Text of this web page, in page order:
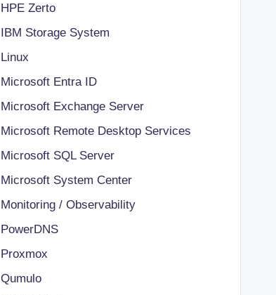
HPE Zerto
IBM Storage System
Linux
Microsoft Entra ID
Microsoft Exchange Server
Microsoft Remote Desktop Services
Microsoft SQL Server
Microsoft System Center
Monitoring / Observability
PowerDNS
Proxmox
Qumulo